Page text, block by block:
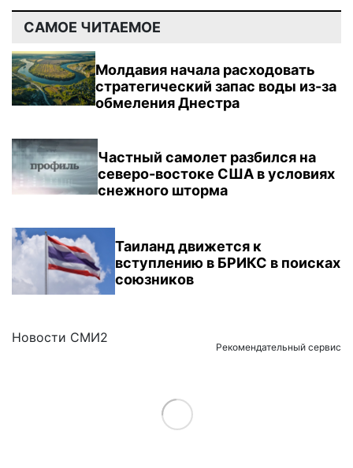
САМОЕ ЧИТАЕМОЕ
Молдавия начала расходовать
стратегический запас воды из-за
обмеления Днестра
Частный самолет разбился на
северо-востоке США в условиях
снежного шторма
Таиланд движется к
вступлению в БРИКС в поисках
союзников
Новости СМИ2
Рекомендательный сервис
Load More